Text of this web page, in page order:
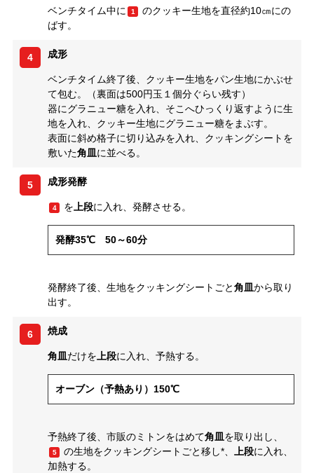
ベンチタイム中に 1
のクッキー生地を直径約10㎝にの
ばす。
4 成形
ベンチタイム終了後、クッキー生地をパン生地にかぶせ
て包む。（裏面は500円玉１個分ぐらい残す）
器にグラニュー糖を入れ、そこへひっくり返すように生
地を入れ、クッキー生地にグラニュー糖をまぶす。
表面に斜め格子に切り込みを入れ、クッキングシートを
敷いた角皿に並べる。
5 成形発酵
4 を上段に入れ、発酵させる。
発酵35℃ 50～60分
発酵終了後、生地をクッキングシートごと角皿から取り
出す。
6 焼成
角皿だけを上段に入れ、予熱する。
オーブン（予熱あり）150℃
予熱終了後、市販のミトンをはめて角皿を取り出し、
5 の生地をクッキングシートごと移し*、 上段に入れ、
加熱する。